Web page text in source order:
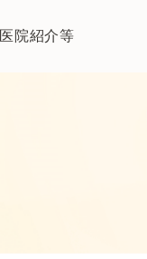
医院紹介等